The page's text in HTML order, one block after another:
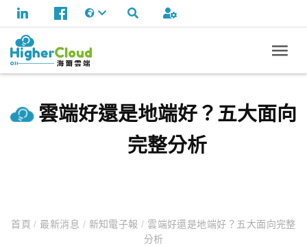
雲端好還是地端好？五大面向
完整分析
首頁/ 最新消息 / 新知電子報/ 雲端好還是地端好？五大面向完整
分析